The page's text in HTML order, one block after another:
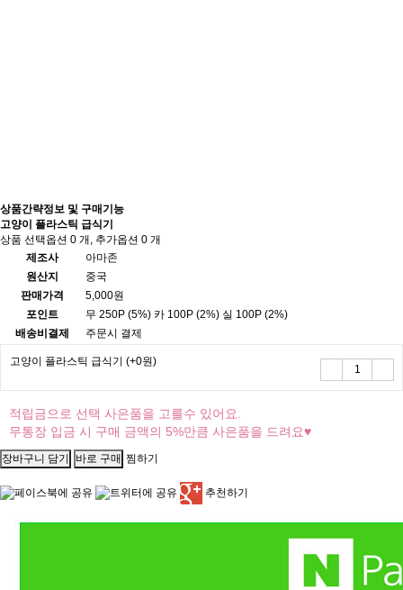
상품간략정보 및 구매기능
고양이 플라스틱 급식기
상품 선택옵션 0 개, 추가옵션 0 개
제조사
아마존
원산지
중국
판매가격
5,000원
포인트
무 250P (5%) 카 100P (2%) 실 100P (2%)
배송비결제
주문시 결제
고양이 플라스틱 급식기 (+0원)
적립금으로 선택 사은품을 고를수 있어요.
무통장 입금 시 구매 금액의 5%만큼 사은품을 드려요♥
찜하기
추천하기